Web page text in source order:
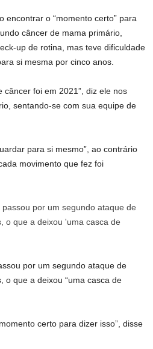
encontrar o “momento certo” para
câncer de mama primário,
up de rotina, mas teve dificuldade
si mesma por cinco anos.
câncer foi em 2021”, diz ele nos
sentando-se com sua equipe de
para si mesmo”, ao contrário
movimento que fez foi
por um segundo ataque de
o que a deixou “uma casca de
certo para dizer isso”, disse